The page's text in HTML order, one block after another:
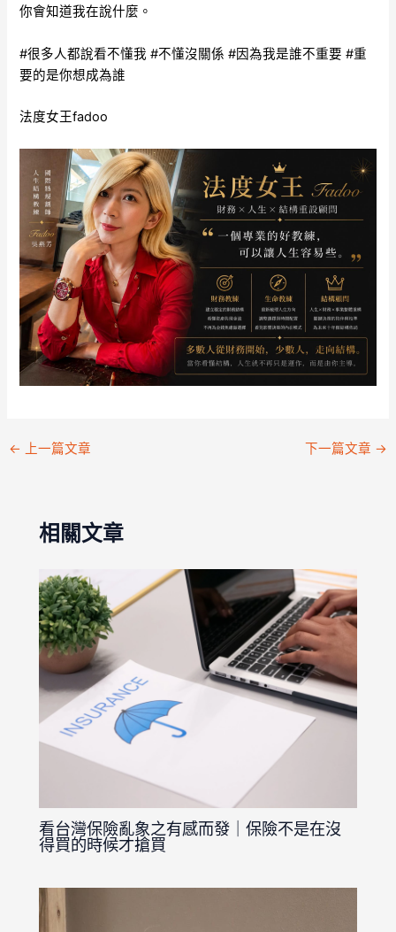
你會知道我在說什麼。
#很多人都說看不懂我 #不懂沒關係 #因為我是誰不重要 #重
要的是你想成為誰
法度女王fadoo
← 上一篇文章 下一篇文章 →
相關文章
看台灣保險亂象之有感而發｜保險不是在沒
得買的時候才搶買